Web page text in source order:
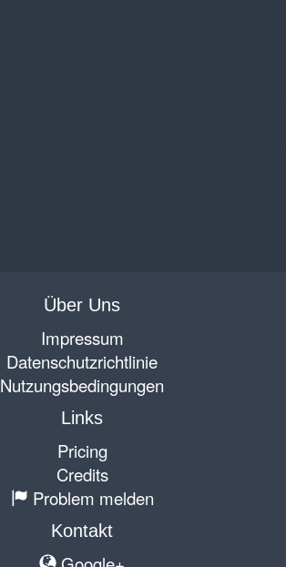
Über Uns
Impressum
Datenschutzrichtlinie
Nutzungsbedingungen
Links
Pricing
Credits
Problem melden
Kontakt